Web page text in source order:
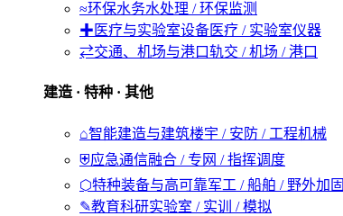
≈环保水务水处理 / 环保监测
✚ 医疗与实验室设备医疗 / 实验室仪器
⇄交通、机场与港口轨交 / 机场 / 港口
建造 · 特种 · 其他
⌂智能建造与建筑楼宇 / 安防 / 工程机械
⛨应急通信融合 / 专网 / 指挥调度
⬡特种装备与高可靠军工 / 船舶 / 野外加固
✎教育科研实验室 / 实训 / 模拟